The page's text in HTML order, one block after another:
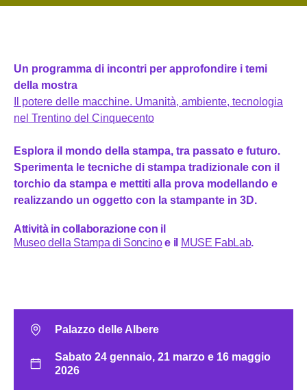
Un programma di incontri per approfondire i temi
della mostra
Il potere delle macchine. Umanità, ambiente, tecnologia
nel Trentino del Cinquecento
Esplora il mondo della stampa, tra passato e futuro.
Sperimenta le tecniche di stampa tradizionale con il
torchio da stampa e mettiti alla prova modellando e
realizzando un oggetto con la stampante in 3D.
Attività in collaborazione con il
Museo della Stampa di Soncinoe il MUSE FabLab.
Palazzo delle Albere
Sabato 24 gennaio, 21 marzo e 16 maggio
2026